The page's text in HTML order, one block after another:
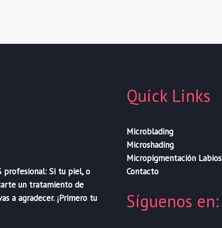
profesional: Si tu piel, o
un tratamiento de
a agradecer. ¡Primero tu
Quick Links
Microblading
Microshading
Micropigmentación Labios
Contacto
Síguenos en: